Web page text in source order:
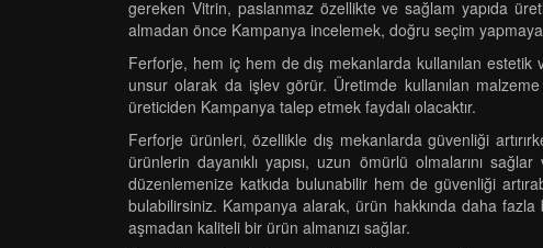
gereken Vitrin, paslanmaz özellikte ve sağlam yapıda
almadan önce Kampanya incelemek, doğru seçim yapmaya
Ferforje, hem iç hem de dış mekanlarda kullanılan estetik
unsur olarak da işlev görür. Üretimde kullanılan
üreticiden Kampanya talep etmek faydalı olacaktır.
Ferforje ürünleri, özellikle dış mekanlarda güvenliği
ürünlerin dayanıklı yapısı, uzun ömürlü olmalarını
düzenlemenize katkıda bulunabilir hem de güvenliği
bulabilirsiniz. Kampanya alarak, ürün hakkında daha fazla
aşmadan kaliteli bir ürün almanızı sağlar.